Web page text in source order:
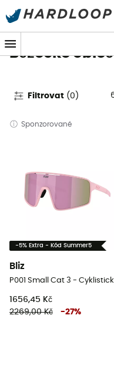
Letní akce 🔥 -5 %
Běžecké
Filtrovat (0 )
Sponzorované
-5% Extra - Kód Summer5
Bliz
1656,45 Kč
2269,00 Kč
-27%